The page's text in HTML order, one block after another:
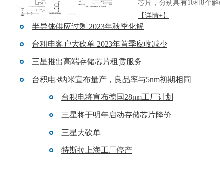
芯片，分别具有10和8个
【详情+】
半导体供应过剩 2023年秋季化解
台积电客户大砍单 2023年首季应收减少
三星推出高端存储芯片租赁服务
台积电3纳米宣布量产，良品率与5nm初期相同
台积电将宣布德国28nm工厂计划
三星将于明年启动存储芯片降价
三星大砍单
特斯拉上海工厂停产